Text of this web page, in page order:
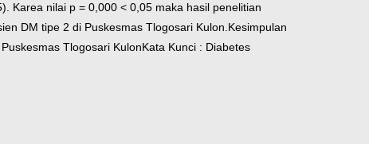
Karea nilai p = 0,000 < 0,05 maka hasil penelitian
DM tipe 2 di Puskesmas Tlogosari Kulon.Kesimpulan
Tlogosari KulonKata Kunci : Diabetes